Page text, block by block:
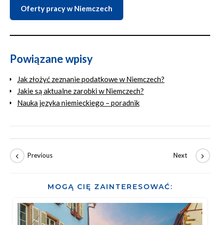
Oferty pracy w Niemczech
Powiązane wpisy
Jak złożyć zeznanie podatkowe w Niemczech?
Jakie są aktualne zarobki w Niemczech?
Nauka języka niemieckiego – poradnik
MOGĄ CIĘ ZAINTERESOWAĆ: